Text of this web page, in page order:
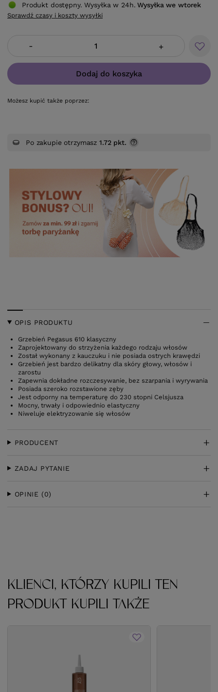
- +
Dodaj do koszyka
Możesz kupić także poprzez:
Produkt dostępny. Wysyłka w 24h. Wysyłkawe wtorek
Sprawdź czasy i koszty wysyłki
Po zakupie otrzymasz1.72 pkt.
OPIS PRODUKTU
Grzebień Pegasus 610 klasyczny
Zaprojektowany do strzyżenia każdego rodzaju włosów
Został wykonany z kauczuku i nie posiada ostrych krawędzi
Grzebień jest bardzo delikatny dla skóry głowy, włosów i
zarostu
Zapewnia dokładne rozczesywanie, bez szarpania i wyrywania
Posiada szeroko rozstawione zęby
Jest odporny na temperaturę do 230 stopni Celsjusza
Mocny, trwały i odpowiednio elastyczny
Niweluje elektryzowanie się włosów
PRODUCENT
ZADAJ PYTANIE
OPINIE (0)
KLIENCI, KTÓRZY KUPILI TEN
PRODUKT KUPILI TAKŻE